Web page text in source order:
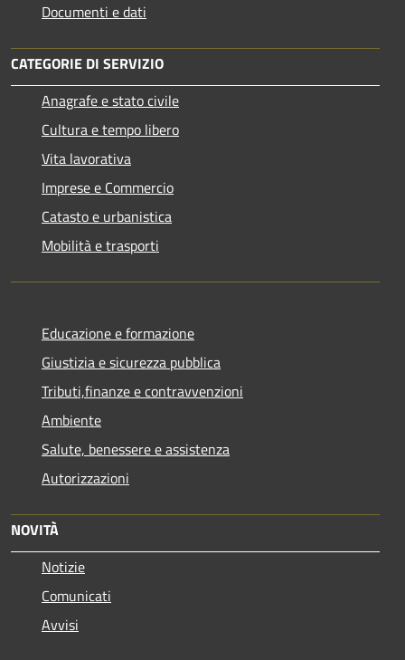
Documenti e dati
CATEGORIE DI SERVIZIO
Anagrafe e stato civile
Cultura e tempo libero
Vita lavorativa
Imprese e Commercio
Catasto e urbanistica
Mobilità e trasporti
Educazione e formazione
Giustizia e sicurezza pubblica
Tributi,finanze e contravvenzioni
Ambiente
Salute, benessere e assistenza
Autorizzazioni
NOVITÀ
Notizie
Comunicati
Avvisi